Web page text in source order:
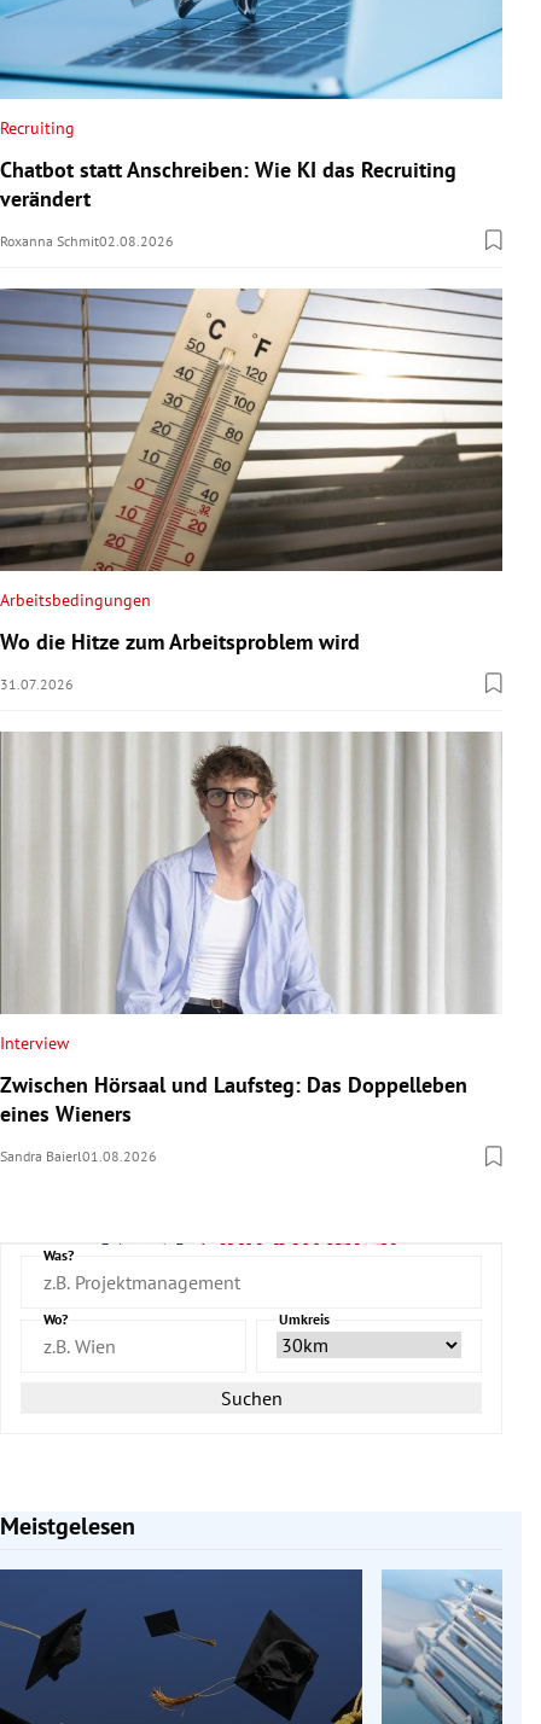
Recruiting
Chatbot statt Anschreiben: Wie KI das Recruiting
verändert
Roxanna Schmit02.08.2026
Arbeitsbedingungen
Wo die Hitze zum Arbeitsproblem wird
31.07.2026
Interview
Zwischen Hörsaal und Laufsteg: Das Doppelleben
eines Wieners
Sandra Baierl01.08.2026
Was?
Wo? Umkreis
Suchen
Meistgelesen
Slide 1 von 7